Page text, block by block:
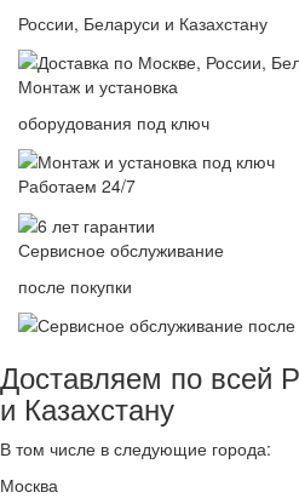
России, Беларуси и Казахстану
Монтаж и установка
оборудования под ключ
Работаем 24/7
Сервисное обслуживание
после покупки
Доставляем по всей
и Казахстану
В том числе в следующие города:
Москва